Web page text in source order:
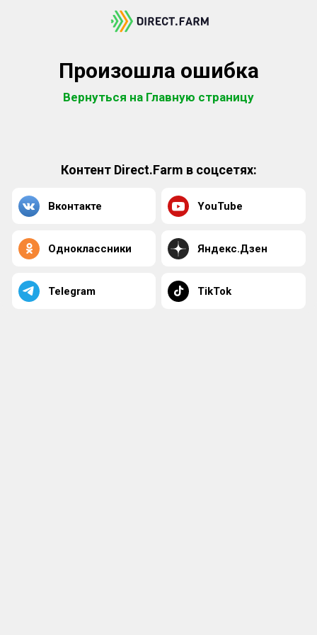
Произошла ошибка
Вернуться на Главную страницу
Контент Direct.Farm в соцсетях:
Вконтакте YouTube
Одноклассники Яндекс.Дзен
Telegram TikTok